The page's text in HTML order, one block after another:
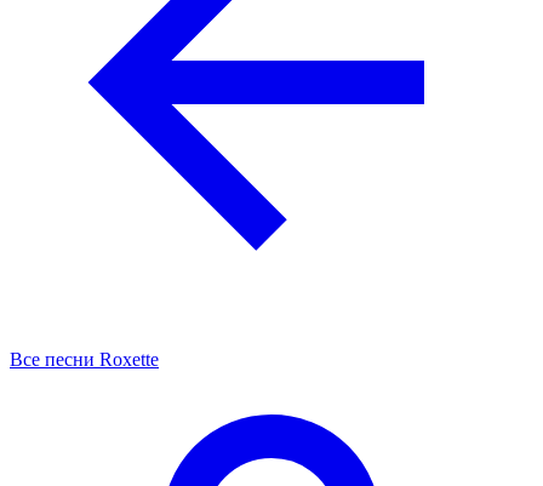
Все песни Roxette